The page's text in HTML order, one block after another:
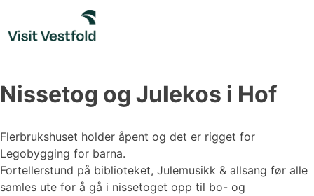
content
Nissetog og Julekos i Hof
Flerbrukshuset holder åpent og det er rigget for
Legobygging for barna.
Fortellerstund på biblioteket, Julemusikk & allsang før alle
samles ute for å gå i nissetoget opp til bo- og